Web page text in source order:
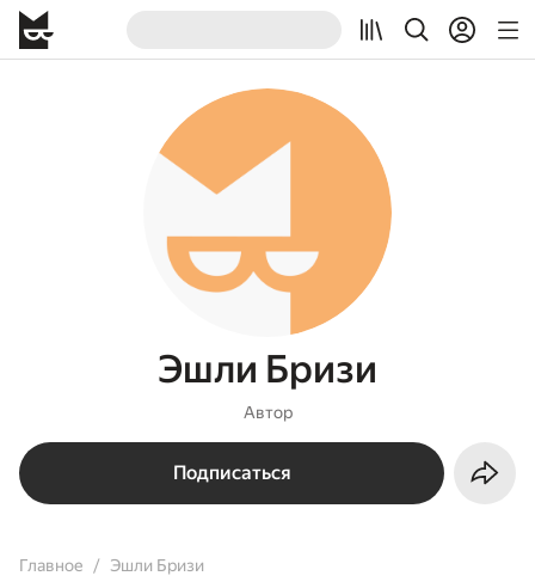
Эшли Бризи
Автор
Подписаться
Главное Эшли Бризи